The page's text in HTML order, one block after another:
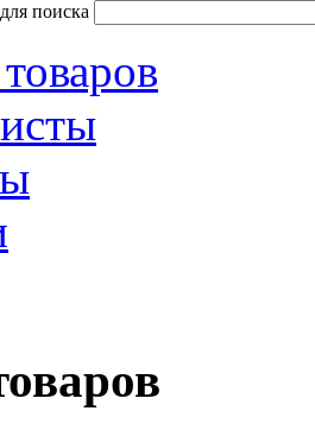
поиска